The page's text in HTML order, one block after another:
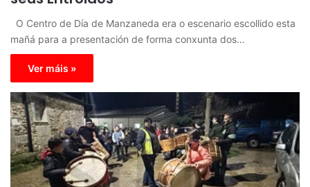
O Centro de Día de Manzaneda era o escenario escollido esta
mañá para a presentación de forma conxunta dos…
Ver máis »